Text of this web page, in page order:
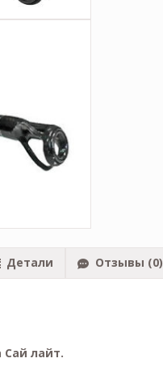
Детали Отзывы (0)
Сай лайт.